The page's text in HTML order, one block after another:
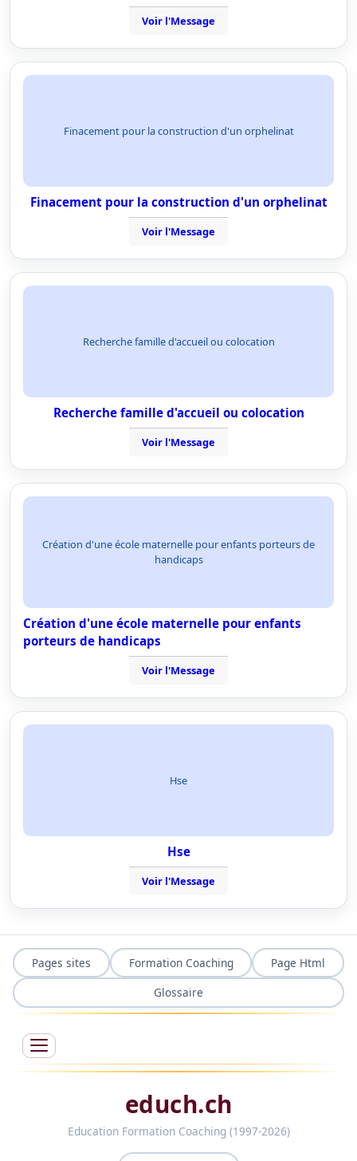
Voir l'Message
Finacement pour la construction d'un orphelinat
Finacement pour la construction d'un orphelinat
Voir l'Message
Recherche famille d'accueil ou colocation
Recherche famille d'accueil ou colocation
Voir l'Message
Création d'une école maternelle pour enfants porteurs de
handicaps
Création d'une école maternelle pour enfants
porteurs de handicaps
Voir l'Message
Hse
Hse
Voir l'Message
Pages sites Formation Coaching
Page Html
Glossaire
educh.ch
Education Formation Coaching (1997-2026)